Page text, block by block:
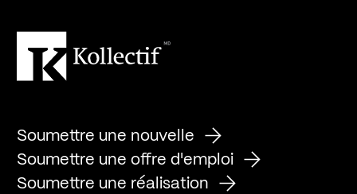
Soumettre une nouvelle
Soumettre une offre d'emploi
Soumettre une réalisation